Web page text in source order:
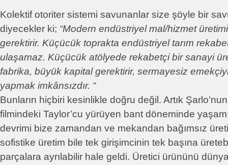
Kolektif otoriter sistemi savunanlar size şöyle bir
diyecekler ki; “Modern endüstriyel mal/hizmet
gerektirir. Küçücük toprakta endüstriyel tarım
ulaşamaz. Küçücük atölyede rekabetçi bir sanayi
fabrika, büyük kapital gerektirir, sermayesiz emekçiyi
yapmak imkânsızdır. “
Bunların hiçbiri kesinlikle doğru değil. Artık
filmindeki Taylor’cu yürüyen bant döneminde
devrimi bize zamandan ve mekandan bağımsız
sofistike üretim bile tek girişimcinin tek başına
parçalara ayrılabilir hale geldi. Üretici ürününü